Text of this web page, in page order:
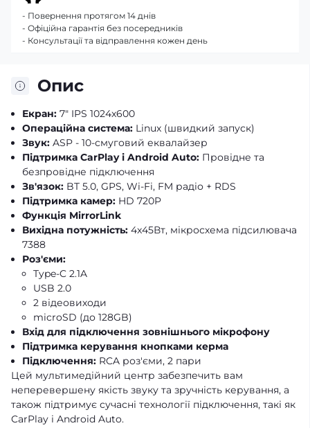
Опис
Екран: 7" IPS 1024x600
Операційна система: Linux (швидкий запуск)
Звук: ASP - 10-смуговий еквалайзер
Підтримка CarPlay і Android Auto: Провідне та
безпровідне підключення
Зв'язок: BT 5.0, GPS, Wi-Fi, FM радіо + RDS
Підтримка камер: HD 720P
Функція MirrorLink
Вихідна потужність: 4x45Вт, мікросхема підсилювача
7388
Роз'єми:
Type-C 2.1A
USB 2.0
2 відеовиходи
microSD (до 128GB)
Вхід для підключення зовнішнього мікрофону
Підтримка керування кнопками керма
Підключення: RCA роз'єми, 2 пари
Цей мультимедійний центр забезпечить вам
неперевершену якість звуку та зручність керування, а
також підтримує сучасні технології підключення, такі як
CarPlay і Android Auto.
- Повернення протягом 14 днів
- Офіційна гарантія без посередників
- Консультації та відправлення кожен день